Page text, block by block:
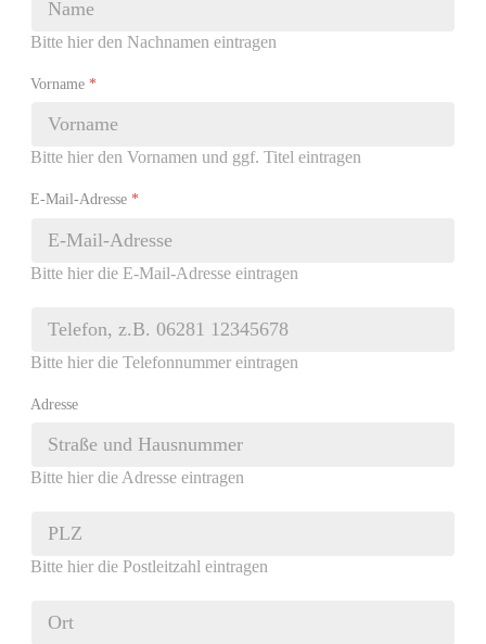
Bitte hier den Nachnamen eintragen
Vorname *
Bitte hier den Vornamen und ggf. Titel eintragen
E-Mail-Adresse *
Bitte hier die E-Mail-Adresse eintragen
Bitte hier die Telefonnummer eintragen
Adresse
Bitte hier die Adresse eintragen
Bitte hier die Postleitzahl eintragen